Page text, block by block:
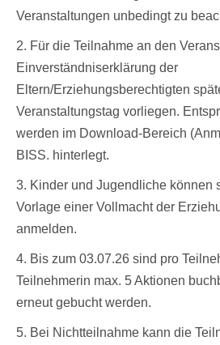
Veranstaltungen unbedingt zu
2. Für die Teilnahme an den
Einverständniserklärung der
Eltern/Erziehungsberechtigten
Veranstaltungstag vorliegen.
werden im Download-Bereich
BISS. hinterlegt.
3. Kinder und Jugendliche können
Vorlage einer Vollmacht der
anmelden.
4. Bis zum 03.07.26 sind pro
Teilnehmerin max. 5 Aktionen
erneut gebucht werden.
5. Bei Nichtteilnahme kann die